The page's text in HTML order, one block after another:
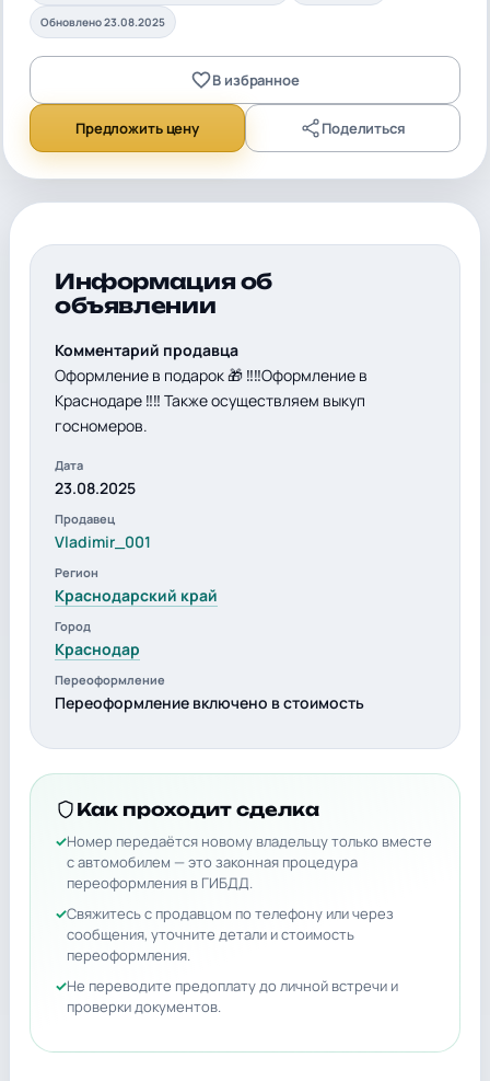
Обновлено 23.08.2025
В избранное
Предложить цену Поделиться
Информация об
объявлении
Комментарий продавца
Оформление в подарок 🎁 ‼️‼️Оформление в
Краснодаре ‼️‼️ Также осуществляем выкуп
госномеров.
Дата
23.08.2025
Продавец
Vladimir_001
Регион
Краснодарский край
Город
Краснодар
Переоформление
Переоформление включено в стоимость
Как проходит сделка
Номер передаётся новому владельцу только вместе
с автомобилем — это законная процедура
переоформления в ГИБДД.
Свяжитесь с продавцом по телефону или через
сообщения, уточните детали и стоимость
переоформления.
Не переводите предоплату до личной встречи и
проверки документов.